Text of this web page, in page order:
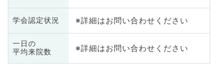
学会認定状況 ※詳細はお問い合わせください
一日の
平均来院数
※詳細はお問い合わせください